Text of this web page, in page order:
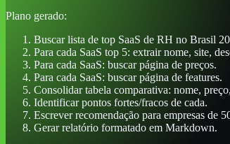
Plano gerado:
Buscar lista de top SaaS de RH no Brasil
Para cada SaaS top 5: extrair nome, site,
Para cada SaaS: buscar página de preços.
Para cada SaaS: buscar página de features.
Consolidar tabela comparativa: nome,
Identificar pontos fortes/fracos de cada.
Escrever recomendação para empresas de
Gerar relatório formatado em Markdown.